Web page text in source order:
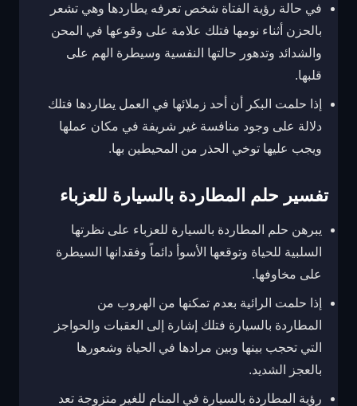
في حالة رؤية الفتاة شخص تعرفه يطاردها وهي تشعر
بالحزن أثناء نومها فتلك علامة على وقوعها في المحن
والشدائد وتدهور حالتها النفسية وسيطرة الهم على
قلبها.
إذا حلمت البكر أن أحد زملائها في العمل يطاردها فتلك
دلالة على وجود منافسة غير شريفة في مكان عملها
ويجب عليها توخي الحذر من المحيطين بها.
تفسير حلم المطاردة بالسيارة للعزباء
يبرهن حلم المطاردة بالسيارة للعزباء على نظرتها
السلبية للحياة وتوقعها الأسوأ دائماً وفقدانها السيطرة
على مخاوفها.
إذا حلمت الرائية بعدم تمكنها من الهروب من
المطاردة بالسيارة فتلك إشارة إلى العقبات والحواجز
التي تحجب بينها وبين مرادها في الحياة وشعورها
بالعجز الشديد.
رؤية المطاردة بالسيارة في المنام للغير متزوجة تعد